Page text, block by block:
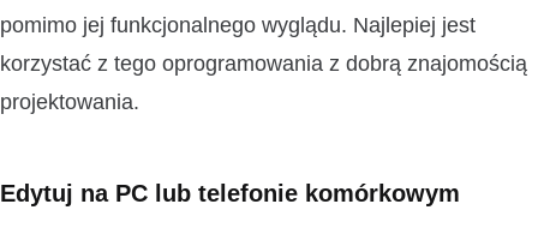
pomimo jej funkcjonalnego wyglądu. Najlepiej jest
korzystać z tego oprogramowania z dobrą znajomością
projektowania.
Edytuj na PC lub telefonie komórkowym